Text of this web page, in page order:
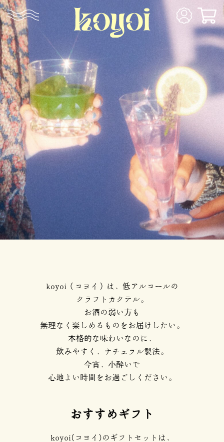
koyoi（コヨイ）は、低アルコールの
クラフトカクテル。
お酒の弱い方も
無理なく楽しめるものをお届けしたい。
本格的な味わいなのに、
飲みやすく、ナチュラル製法。
今宵、小酔いで
心地よい時間をお過ごしください。
おすすめギフト
koyoi(コヨイ)のギフトセットは、